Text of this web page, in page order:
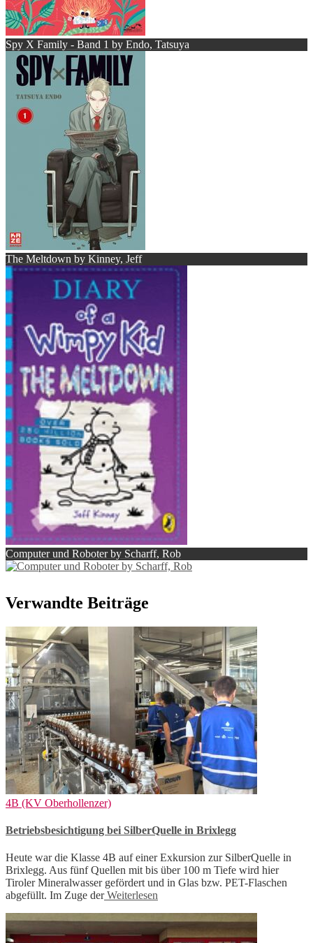
Spy X Family - Band 1 by Endo, Tatsuya
The Meltdown by Kinney, Jeff
Computer und Roboter by Scharff, Rob
Verwandte Beiträge
4B (KV Oberhollenzer)
Betriebsbesichtigung bei SilberQuelle in Brixlegg
Heute war die Klasse 4B auf einer Exkursion zur SilberQuelle in
Brixlegg. Aus fünf Quellen mit bis über 100 m Tiefe wird hier
Tiroler Mineralwasser gefördert und in Glas bzw. PET-Flaschen
abgefüllt. Im Zuge derWeiterlesen